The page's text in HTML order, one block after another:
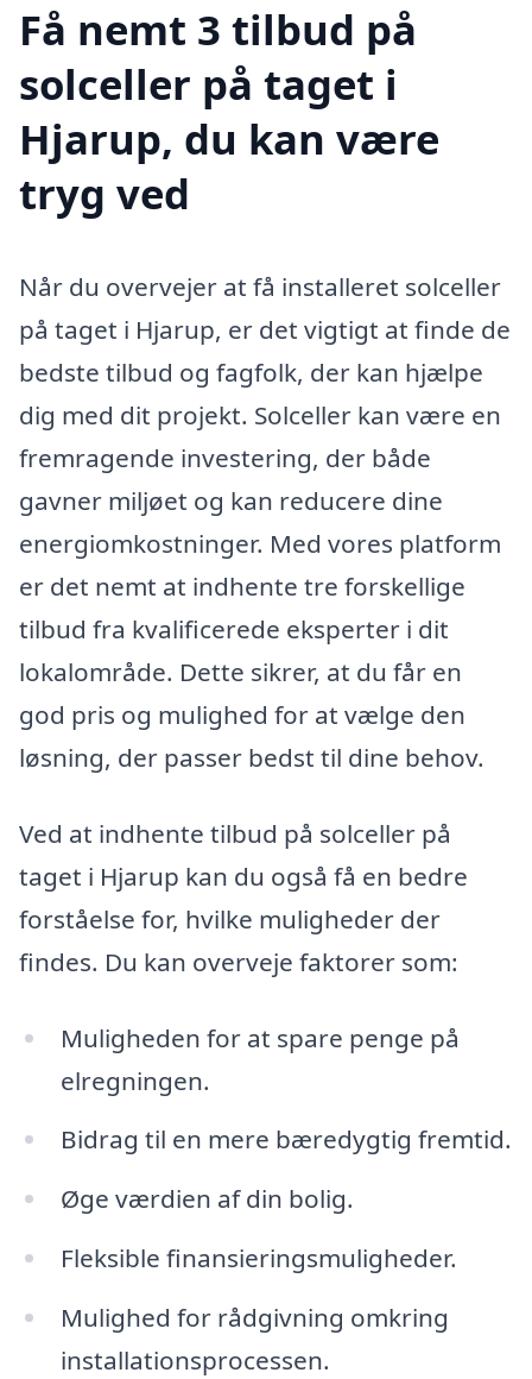
Få nemt 3 tilbud på
solceller på taget i
Hjarup, du kan være
tryg ved
Når du overvejer at få installeret solceller
på taget i Hjarup, er det vigtigt at finde de
bedste tilbud og fagfolk, der kan hjælpe
dig med dit projekt. Solceller kan være en
fremragende investering, der både
gavner miljøet og kan reducere dine
energiomkostninger. Med vores platform
er det nemt at indhente tre forskellige
tilbud fra kvalificerede eksperter i dit
lokalområde. Dette sikrer, at du får en
god pris og mulighed for at vælge den
løsning, der passer bedst til dine behov.
Ved at indhente tilbud på solceller på
taget i Hjarup kan du også få en bedre
forståelse for, hvilke muligheder der
findes. Du kan overveje faktorer som:
Muligheden for at spare penge på
elregningen.
Bidrag til en mere bæredygtig fremtid.
Øge værdien af din bolig.
Fleksible finansieringsmuligheder.
Mulighed for rådgivning omkring
installationsprocessen.